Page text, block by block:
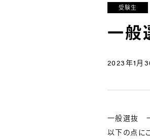
受験生
一般
2023年1月
一般選抜 一
以下の点に